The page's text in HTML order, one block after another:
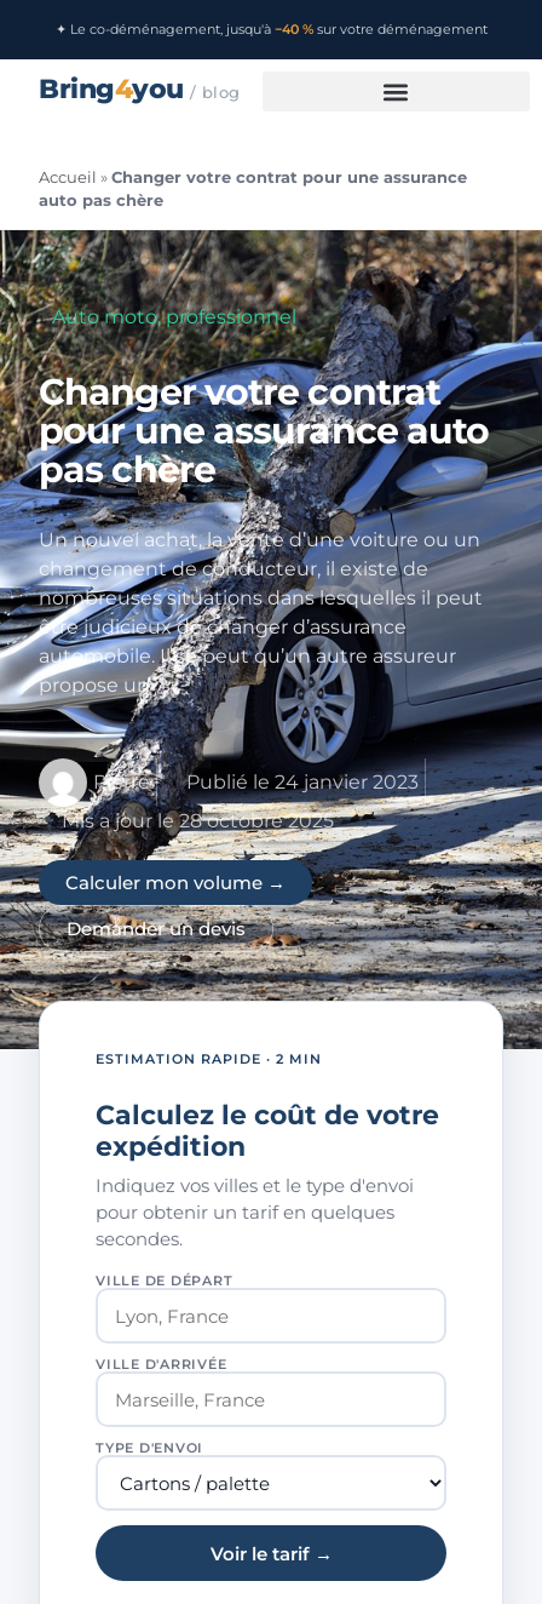
✦ Le co-déménagement, jusqu'à −40 %sur votre déménagement
Bring4you / blog
Accueil »Changer votre contrat pour une assurance
auto pas chère
Auto moto,professionnel
Changer votre contrat
pour une assurance auto
pas chère
Un nouvel achat, la vente d’une voiture ou un
changement de conducteur, il existe de
nombreuses situations dans lesquelles il peut
être judicieux de changer d’assurance
automobile. Il se peut qu’un autre assureur
propose un
Pierre Publié le 24 janvier 2023
Mis a jour le 28 octobre 2025
Calculer mon volume →
Demander un devis
ESTIMATION RAPIDE · 2 MIN
Calculez le coût de votre
expédition
Indiquez vos villes et le type d'envoi
pour obtenir un tarif en quelques
secondes.
VILLE DE DÉPART
VILLE D'ARRIVÉE
TYPE D'ENVOI
Voir le tarif →